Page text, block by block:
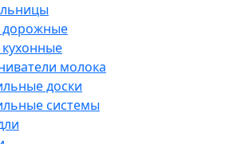
дорожные
молока
доски
системы